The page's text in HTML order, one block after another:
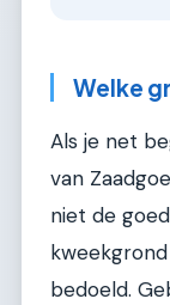
Welke
Als je net
van
niet de
bedoeld.